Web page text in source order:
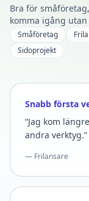
Bra för
komma igång
Småföretag
Sidoprojekt
Snabb första
“Jag kom
andra verktyg.”
— Frilansare